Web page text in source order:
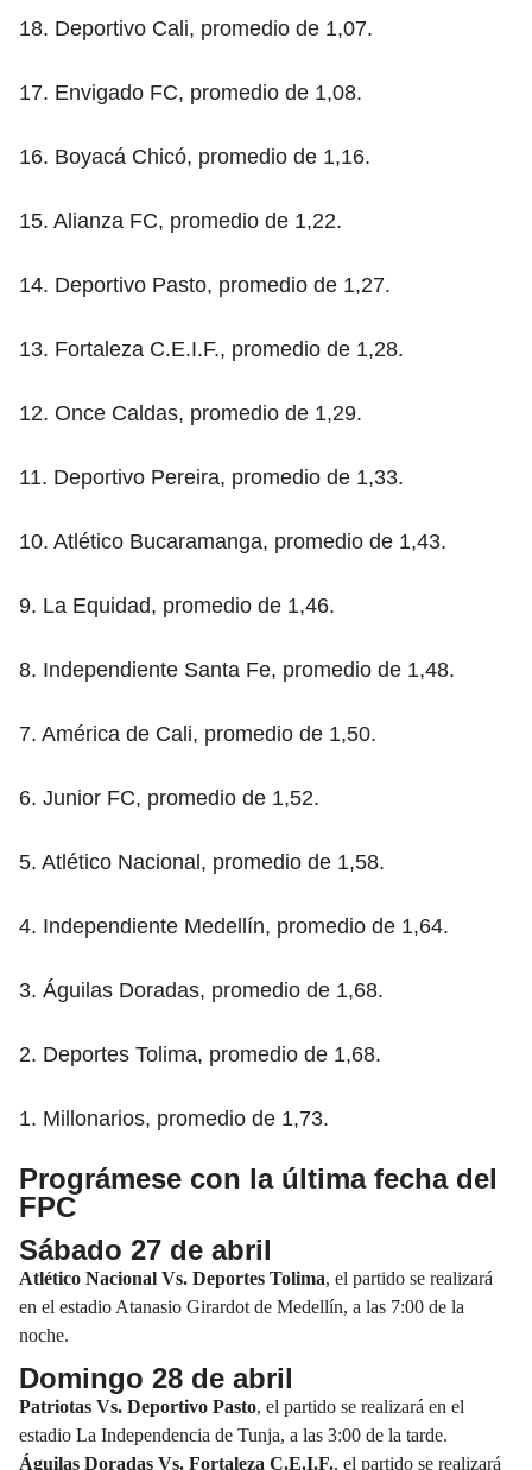
18. Deportivo Cali, promedio de 1,07.
17. Envigado FC, promedio de 1,08.
16. Boyacá Chicó, promedio de 1,16.
15. Alianza FC, promedio de 1,22.
14. Deportivo Pasto, promedio de 1,27.
13. Fortaleza C.E.I.F., promedio de 1,28.
12. Once Caldas, promedio de 1,29.
11. Deportivo Pereira, promedio de 1,33.
10. Atlético Bucaramanga, promedio de 1,43.
9. La Equidad, promedio de 1,46.
8. Independiente Santa Fe, promedio de 1,48.
7. América de Cali, promedio de 1,50.
6. Junior FC, promedio de 1,52.
5. Atlético Nacional, promedio de 1,58.
4. Independiente Medellín, promedio de 1,64.
3. Águilas Doradas, promedio de 1,68.
2. Deportes Tolima, promedio de 1,68.
1. Millonarios, promedio de 1,73.
Prográmese con la última fecha del
FPC
Sábado 27 de abril
Atlético Nacional Vs. Deportes Tolima, el partido se realizará
en el estadio Atanasio Girardot de Medellín, a las 7:00 de la
noche.
Domingo 28 de abril
Patriotas Vs. Deportivo Pasto, el partido se realizará en el
estadio La Independencia de Tunja, a las 3:00 de la tarde.
Águilas Doradas Vs. Fortaleza C.E.I.F., el partido se realizará